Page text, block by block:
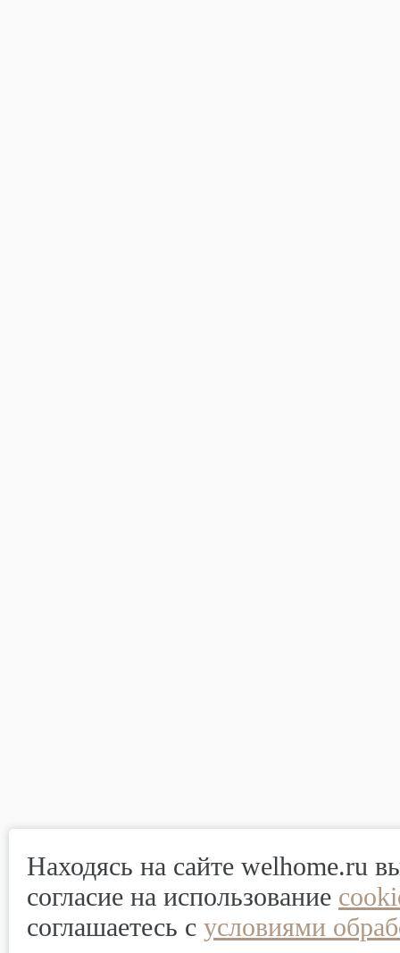
Находясь на сайте welhome.ru
согласие на использование
соглашаетесь с условиями